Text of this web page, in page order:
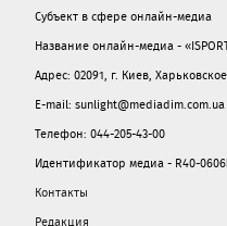
Субъект в сфере онлайн-медиа
Название онлайн-медиа -
Адрес: 02091, г. Киев,
E-mail: sunlight@mediadim.com.ua
Телефон: 044-205-43-00
Идентификатор медиа - R40-
Контакты
Редакция